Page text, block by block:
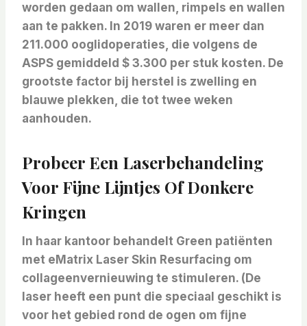
worden gedaan om wallen, rimpels en wallen
aan te pakken. In 2019 waren er meer dan
211.000 ooglidoperaties, die volgens de
ASPS gemiddeld $ 3.300 per stuk kosten. De
grootste factor bij herstel is zwelling en
blauwe plekken, die tot twee weken
aanhouden.
Probeer Een Laserbehandeling
Voor Fijne Lijntjes Of Donkere
Kringen
In haar kantoor behandelt Green patiënten
met eMatrix Laser Skin Resurfacing om
collageenvernieuwing te stimuleren. (De
laser heeft een punt die speciaal geschikt is
voor het gebied rond de ogen om fijne